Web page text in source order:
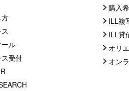
ル
受付
購入
ILL複
ILL貸
オリ
オン